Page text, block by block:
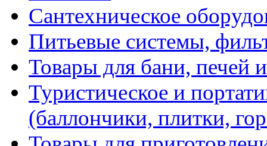
Сантехническое
Питьевые системы,
Товары для бани, печей
Туристическое и
(баллончики, плитки,